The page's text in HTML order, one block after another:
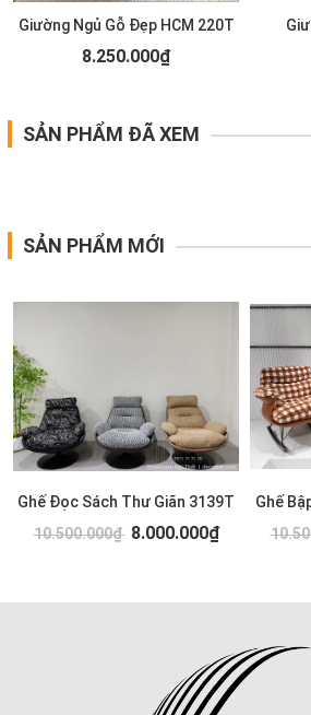
Giường Ngủ Gỗ Đẹp HCM 220T
8.250.000₫
SẢN PHẨM ĐÃ XEM
SẢN PHẨM MỚI
Ghế Đọc Sách Thư Giãn 3139T
10.500.000₫ 8.000.000₫
Ghế